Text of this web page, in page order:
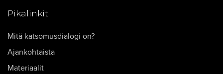
Pikalinkit
Mitä katsomusdialogi on?
Ajankohtaista
Materiaalit